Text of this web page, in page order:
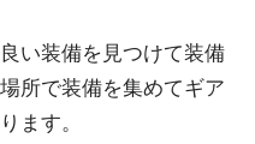
い装備を見つけて装備
所で装備を集めてギア
ます。